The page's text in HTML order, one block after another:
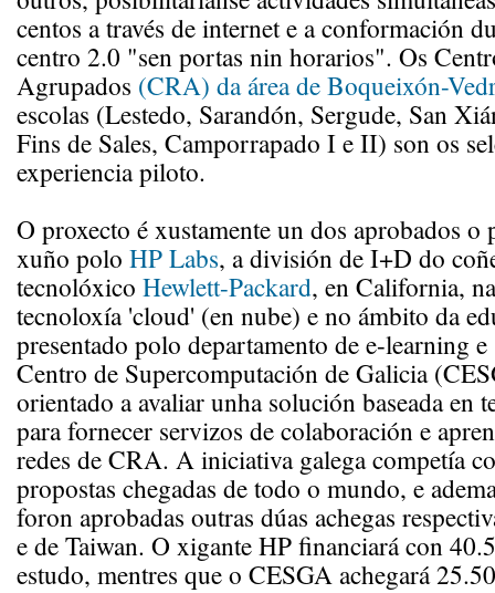
centos a través de internet e a conformación
centro 2.0 "sen portas nin horarios". Os
Agrupados (CRA) da área de Boqueixón-
escolas (Lestedo, Sarandón, Sergude, San
Fins de Sales, Camporrapado I e II) son os
experiencia piloto.
O proxecto é xustamente un dos aprobados o
xuño polo HP Labs, a división de I+D do
tecnolóxico Hewlett-Packard, en California,
tecnoloxía 'cloud' (en nube) e no ámbito da
presentado polo departamento de e-learning e
Centro de Supercomputación de Galicia
orientado a avaliar unha solución baseada en
para fornecer servizos de colaboración e
redes de CRA. A iniciativa galega competía
propostas chegadas de todo o mundo, e
foron aprobadas outras dúas achegas
e de Taiwan. O xigante HP financiará con
estudo, mentres que o CESGA achegará